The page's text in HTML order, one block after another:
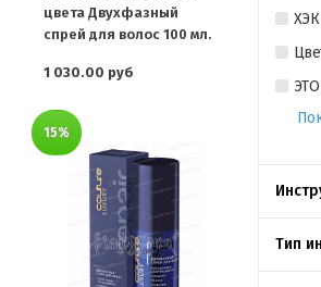
ХЭК
Тип
цвета Двухфазный
спрей для волос 100 мл.
1 030.00 руб
15%